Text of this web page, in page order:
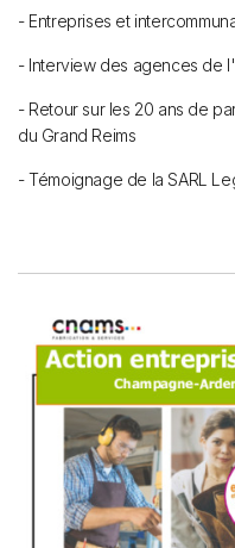
- Entreprises et
- Interview des agences de
- Retour sur les 20 ans de
du Grand Reims
- Témoignage de la SARL